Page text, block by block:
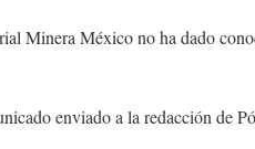
Minera México no ha dado
enviado a la redacción de